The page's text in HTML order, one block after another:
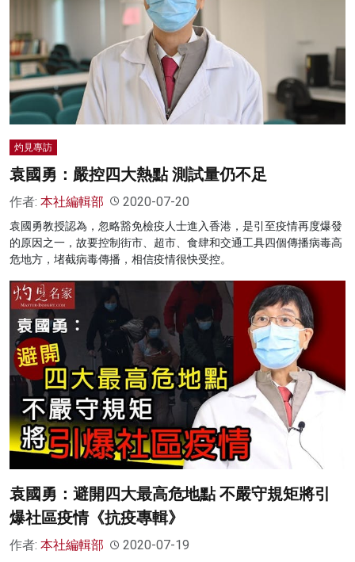
灼見專訪
袁國勇：嚴控四大熱點 測試量仍不足
作者: 本社編輯部 2020-07-20
袁國勇教授認為，忽略豁免檢疫人士進入香港，是引至疫情再度爆發
的原因之一，故要控制街市、超市、食肆和交通工具四個傳播病毒高
危地方，堵截病毒傳播，相信疫情很快受控。
袁國勇：避開四大最高危地點 不嚴守規矩將引
爆社區疫情《抗疫專輯》
作者: 本社編輯部 2020-07-19